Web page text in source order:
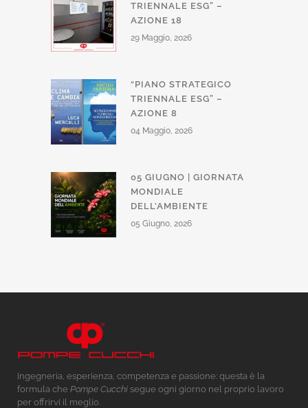
TRIENNALE ESG” –
AZIONE 18
29 Maggio, 2026
“PIANO STRATEGICO
TRIENNALE ESG” –
AZIONE 8
04 Maggio, 2026
05 GIUGNO | GIORNATA
MONDIALE
DELL’AMBIENTE
05 Giugno, 2026
Ingegneria, esperienza, competenza e passione: questa è la
formula che Pompe Cucchi segue ogni giorno nel proprio lavoro
per offrirvi il meglio.